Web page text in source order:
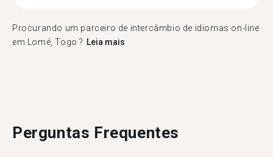
Procurando um parceiro de intercâmbio de idiomas on-line
em Lomé, Togo ? Leia mais
Perguntas Frequentes